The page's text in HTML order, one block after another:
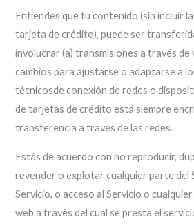
Entiendes que tu contenido (sin incluir
tarjeta de crédito), puede ser
involucrar (a) transmisiones a través de
cambios para ajustarse o adaptarse a
técnicosde conexión de redes o
de tarjetas de crédito está siempre
transferencia a través de las redes.
Estás de acuerdo con no reproducir,
revender o explotar cualquier parte del
Servicio, o acceso al Servicio o
web a través del cual se presta el